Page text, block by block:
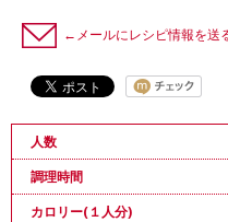
←メールにレシピ情報を送
人数
調理時間
カロリー(１人分)